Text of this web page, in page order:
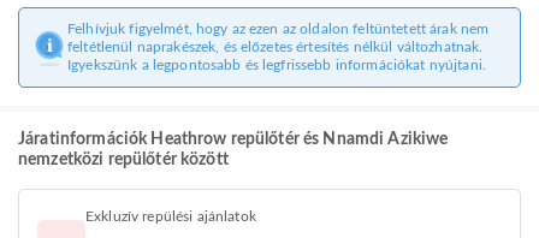
Felhívjuk figyelmét, hogy az ezen az oldalon feltüntetett árak nem
feltétlenül naprakészek, és előzetes értesítés nélkül változhatnak.
Igyekszünk a legpontosabb és legfrissebb információkat nyújtani.
Járatinformációk Heathrow repülőtér és Nnamdi Azikiwe
nemzetközi repülőtér között
Exkluzív repülési ajánlatok